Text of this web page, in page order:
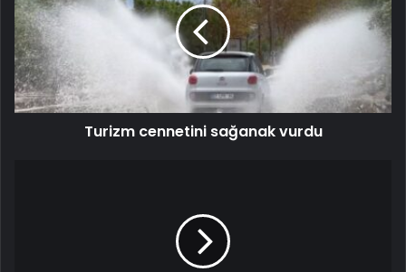
Turizm cennetini sağanak vurdu